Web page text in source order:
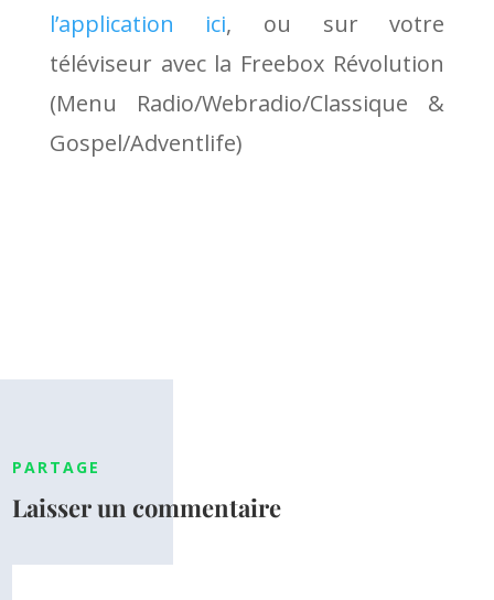
l’application ici, ou sur votre
téléviseur avec la Freebox Révolution
(Menu Radio/Webradio/Classique &
Gospel/Adventlife)
PARTAGE
Laisser un commentaire